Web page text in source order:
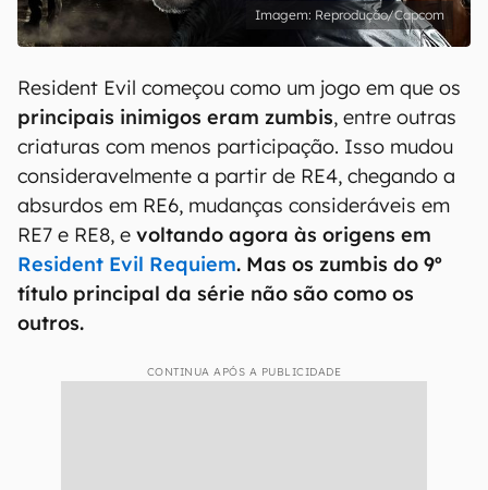
Reprodução/Capcom
Resident Evil começou como um jogo em que os
principais inimigos eram zumbis, entre outras
criaturas com menos participação. Isso mudou
consideravelmente a partir de RE4, chegando a
absurdos em RE6, mudanças consideráveis em
RE7 e RE8, e voltando agora às origens em
Resident Evil Requiem. Mas os zumbis do 9º
título principal da série não são como os
outros.
CONTINUA APÓS A PUBLICIDADE